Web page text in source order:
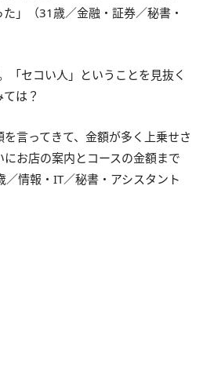
」（31歳／金融・証券／秘書・
「セコい人」ということを見抜く
は？
を言ってきて、金額が多く上乗せさ
お店の案内とコースの金額まで
情報・IT／秘書・アシスタント